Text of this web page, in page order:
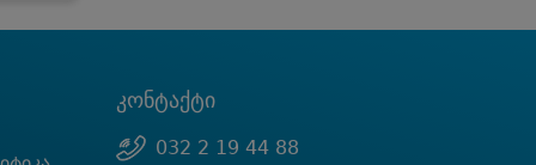
კონტაქტი
032 2 19 44 88